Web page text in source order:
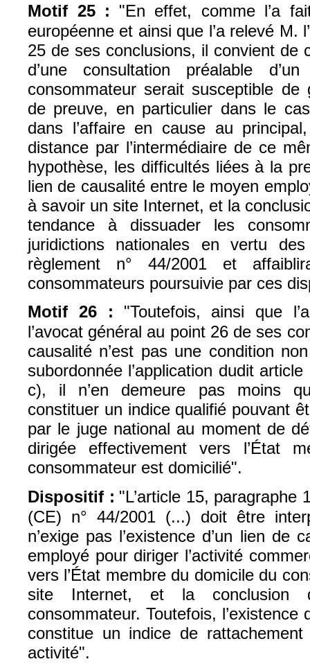
Motif 25 : "En effet, comme l’a
européenne et ainsi que l’a relevé M.
25 de ses conclusions, il convient de
d’une consultation préalable
consommateur serait susceptible de
de preuve, en particulier dans le
dans l’affaire en cause au
distance par l’intermédiaire de ce
hypothèse, les difficultés liées à la
lien de causalité entre le moyen
à savoir un site Internet, et la
tendance à dissuader les
juridictions nationales en vertu
règlement n° 44/2001 et
consommateurs poursuivie par ces
Motif 26 :
"Toutefois, ainsi que
l’avocat général au point 26 de ses
causalité n’est pas une condition
subordonnée l’application dudit
c), il n’en demeure pas moins
constituer un indice qualifié pouvant
par le juge national au moment de
dirigée effectivement vers l’État
consommateur est domicilié".
Dispositif : "L’article 15, paragraphe
(CE) n° 44/2001 (...) doit être
n’exige pas l’existence d’un lien de
employé pour diriger l’activité
vers l’État membre du domicile du
site Internet, et la conclusion
consommateur. Toutefois, l’existence
constitue un indice de
activité".